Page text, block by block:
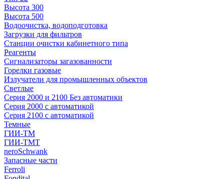
Высота 300
Высота 500
Водоочистка, водоподготовка
Загрузки для фильтров
Станции очистки кабинетного типа
Реагенты
Сигнализаторы загазованности
Горелки газовые
Излучатели для промышленных объектов
Светлые
Серия 2000 и 2100 Без автоматики
Серия 2000 с автоматикой
Серия 2100 с автоматикой
Темные
ГИИ-ТМ
ГИИ-ТМТ
neroSchwank
Запасные части
Ferroli